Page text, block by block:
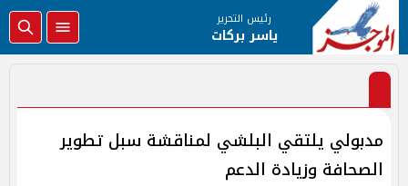
رئيس التحرير
ياسر بركات
مدبولي يلتقي البلشي لمناقشة سبل تطوير
الصحافة وزيادة الدعم